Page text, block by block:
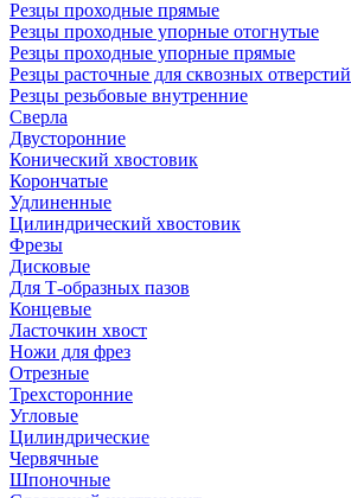
Резцы проходные прямые
Резцы проходные упорные отогнутые
Резцы проходные упорные прямые
Резцы расточные для сквозных отверстий
Резцы резьбовые внутренние
Сверла
Двусторонние
Конический хвостовик
Корончатые
Удлиненные
Цилиндрический хвостовик
Фрезы
Дисковые
Для Т-образных пазов
Концевые
Ласточкин хвост
Ножи для фрез
Отрезные
Трехсторонние
Угловые
Цилиндрические
Червячные
Шпоночные